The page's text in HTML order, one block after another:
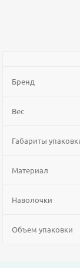
Бренд
Вес
Габариты
Материал
Наволочки
Объем упаковки